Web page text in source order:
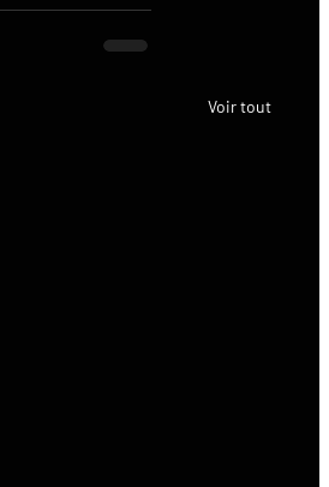
Voir tout